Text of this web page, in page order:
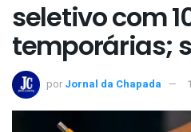
seletivo com
temporárias;
por Jornal da Chapada